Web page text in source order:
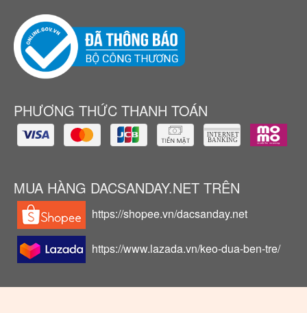
PHƯƠNG THỨC THANH TOÁN
MUA HÀNG DACSANDAY.NET TRÊN
https://shopee.vn/dacsanday.net
https://www.lazada.vn/keo-dua-ben-tre/